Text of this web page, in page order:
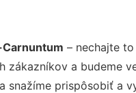
– nechajte
zákazníkov a budeme
snažíme prispôsobiť a